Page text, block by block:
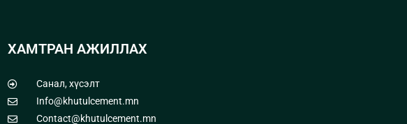
ХАМТРАН АЖИЛЛАХ
Санал, хүсэлт
Info@khutulcement.mn
Contact@khutulcement.mn